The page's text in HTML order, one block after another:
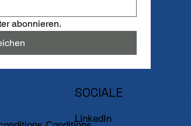
abonnieren.
SOCIALE
LinkedIn